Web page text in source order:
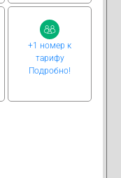
+1 номер к
тарифу
Подробно!